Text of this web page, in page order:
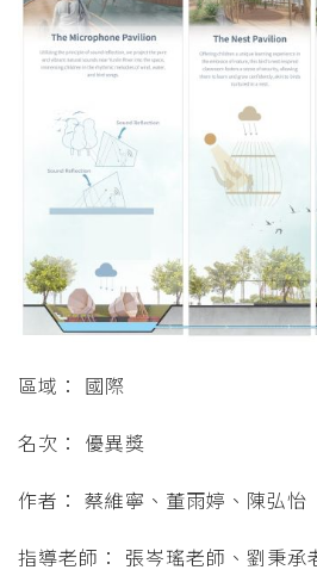
區域： 國際
名次： 優異獎
作者： 蔡維寧、董雨婷、陳弘怡
指導老師： 張岑瑤老師、劉秉承